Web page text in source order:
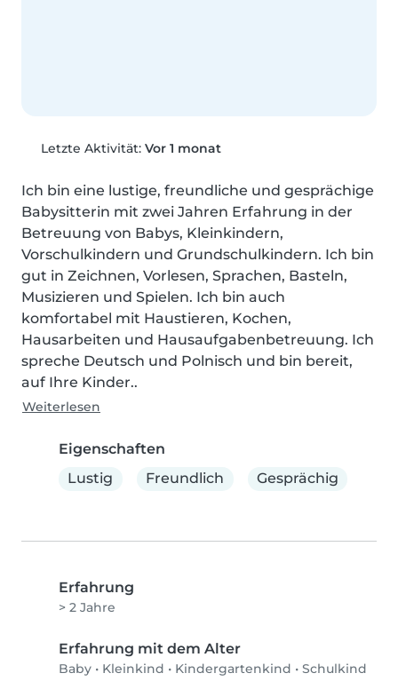
Letzte Aktivität: Vor 1 monat
Ich bin eine lustige, freundliche und gesprächige
Babysitterin mit zwei Jahren Erfahrung in der
Betreuung von Babys, Kleinkindern,
Vorschulkindern und Grundschulkindern. Ich bin
gut in Zeichnen, Vorlesen, Sprachen, Basteln,
Musizieren und Spielen. Ich bin auch
komfortabel mit Haustieren, Kochen,
Hausarbeiten und Hausaufgabenbetreuung. Ich
spreche Deutsch und Polnisch und bin bereit,
auf Ihre Kinder..
Weiterlesen
Eigenschaften
Lustig
Freundlich Gesprächig
Erfahrung
> 2 Jahre
Erfahrung mit dem Alter
Baby • Kleinkind • Kindergartenkind • Schulkind